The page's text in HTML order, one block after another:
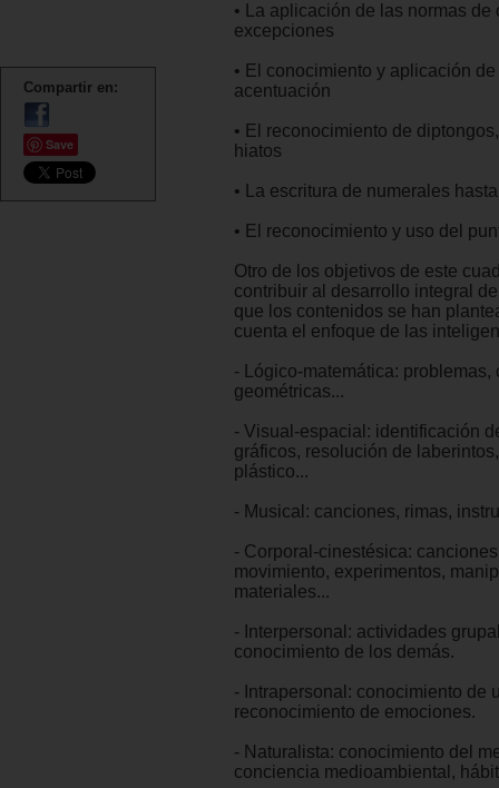
Compartir en:
Save
• La aplicación de las normas de
excepciones
• El conocimiento y aplicación
acentuación
• El reconocimiento de
hiatos
• La escritura de numerales
• El reconocimiento y uso del
Otro de los objetivos de este
contribuir al desarrollo integral
que los contenidos se han
cuenta el enfoque de las
- Lógico-matemática: problemas,
geométricas...
- Visual-espacial: identificación
gráficos, resolución de
plástico...
- Musical: canciones, rimas,
- Corporal-cinestésica:
movimiento, experimentos,
materiales...
- Interpersonal: actividades
conocimiento de los demás.
- Intrapersonal: conocimiento de
reconocimiento de emociones.
- Naturalista: conocimiento del
conciencia medioambiental,